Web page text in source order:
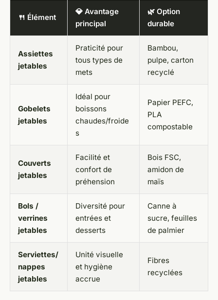
🍴 Élément
💎 Avantage
principal
🌿 Option
durable
Assiettes
jetables
Praticité pour
tous types de
mets
Bambou,
pulpe, carton
recyclé
Gobelets
jetables
Idéal pour
boissons
chaudes/froide
s
Papier PEFC,
PLA
compostable
Couverts
jetables
Facilité et
confort de
préhension
Bois FSC,
amidon de
maïs
Bols /
verrines
jetables
Diversité pour
entrées et
desserts
Canne à
sucre, feuilles
de palmier
Serviettes/
nappes
jetables
Unité visuelle
et hygiène
accrue
Fibres
recyclées